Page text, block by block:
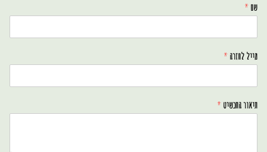
שם *
מייל לחזרה *
תיאור התכשיט *